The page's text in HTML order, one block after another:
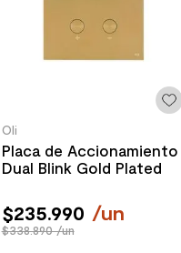
Oli
Placa de Accionamiento
Dual Blink Gold Plated
$235.990 /un
$338.890 /un